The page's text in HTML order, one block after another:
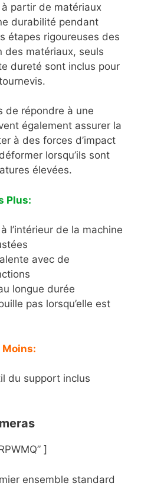
à partir de matériaux
durabilité pendant
étapes rigoureuses des
matériaux, seuls
dureté sont inclus pour
de répondre à une
également assurer la
à des forces d’impact
lorsqu’ils sont
élevées.
Plus:
l’intérieur de la machine
avec de
longue durée
pas lorsqu’elle est
Moins:
du support inclus
]
ensemble standard